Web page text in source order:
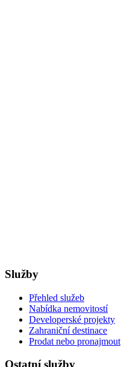
Služby
Přehled služeb
Nabídka nemovitostí
Developerské projekty
Zahraniční destinace
Prodat nebo pronajmout